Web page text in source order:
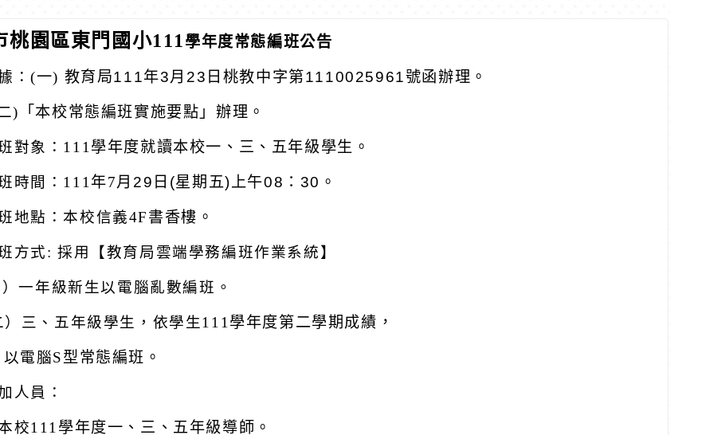
桃園區東門國小111 學年度常態編班公告
：(一) 教育局111年3月23日桃教中字第1110025961號函辦理。
) 「本校常態編班實施要點」辦理。
對象：111 學年度就讀本校一、三、五年級學生。
時間：111 年7月29日(星期五)上午08：30。
地點：本校信義4F書香樓。
方式: 採用【教育局雲端學務編班作業系統】
）一年級新生以電腦亂數編班。
）三、五年級學生，依學生111 學年度第二學期成績，
以電腦S型常態編班。
人員：
校111 學年度一、三、五年級導師。